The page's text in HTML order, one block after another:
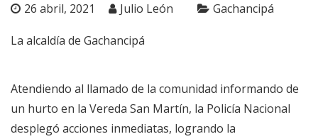
26 abril, 2021 Julio León Gachancipá
La alcaldía de Gachancipá
Atendiendo al llamado de la comunidad informando de
un hurto en la Vereda San Martín, la Policía Nacional
desplegó acciones inmediatas, logrando la